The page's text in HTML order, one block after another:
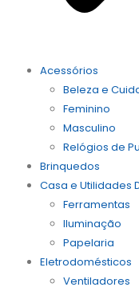
Acessórios
Beleza e
Feminino
Masculino
Relógios de
Brinquedos
Casa e Utilidades
Ferramentas
Iluminação
Papelaria
Eletrodomésticos
Ventiladores